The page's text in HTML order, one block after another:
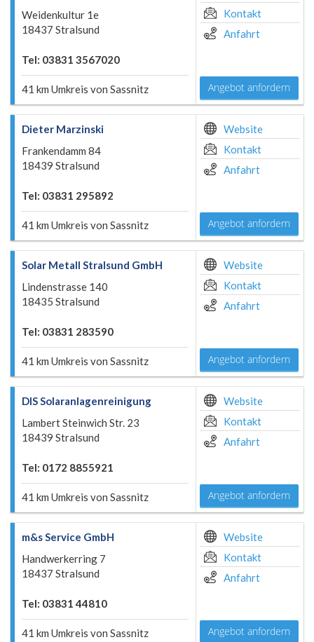
Weidenkultur 1e
18437 Stralsund
Tel: 03831 3567020
41 km Umkreis von Sassnitz
Kontakt
Anfahrt
Angebot anfordern
Dieter Marzinski
Frankendamm 84
18439 Stralsund
Tel: 03831 295892
41 km Umkreis von Sassnitz
Website
Kontakt
Anfahrt
Angebot anfordern
Solar Metall Stralsund GmbH
Lindenstrasse 140
18435 Stralsund
Tel: 03831 283590
41 km Umkreis von Sassnitz
Website
Kontakt
Anfahrt
Angebot anfordern
DIS Solaranlagenreinigung
Lambert Steinwich Str. 23
18439 Stralsund
Tel: 0172 8855921
41 km Umkreis von Sassnitz
Website
Kontakt
Anfahrt
Angebot anfordern
m&s Service GmbH
Handwerkerring 7
18437 Stralsund
Tel: 03831 44810
41 km Umkreis von Sassnitz
Website
Kontakt
Anfahrt
Angebot anfordern